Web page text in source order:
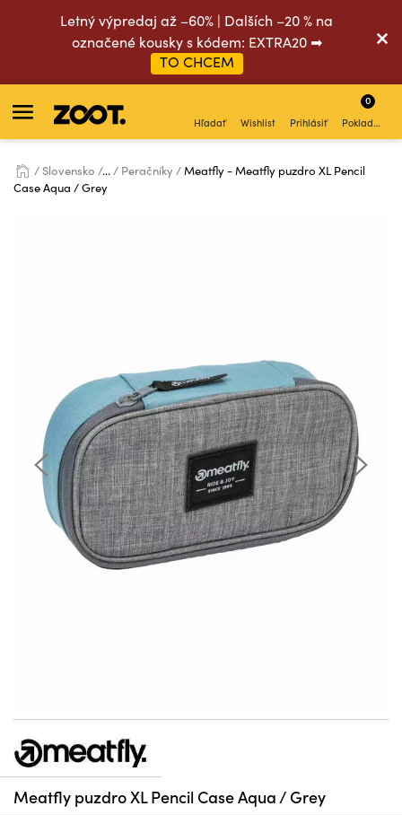
Letný výpredaj až –60% | Dalších –20 % na
označené kousky s kódem: EXTRA20 ➡
TO CHCEM
Hľadať Wishlist Prihlásiť Pokladňa
0
Slovensko ... Peračníky
Meatfly - Meatfly puzdro XL Pencil
Case Aqua / Grey
Meatfly puzdro XL Pencil Case Aqua / Grey